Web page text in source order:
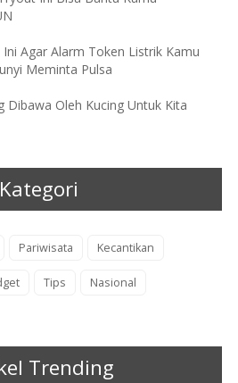
Ini Agar Alarm Token Listrik Kamu
Meminta Pulsa
Dibawa Oleh Kucing Untuk Kita
Kategori
Pariwisata Kecantikan
Tips Nasional
Trending